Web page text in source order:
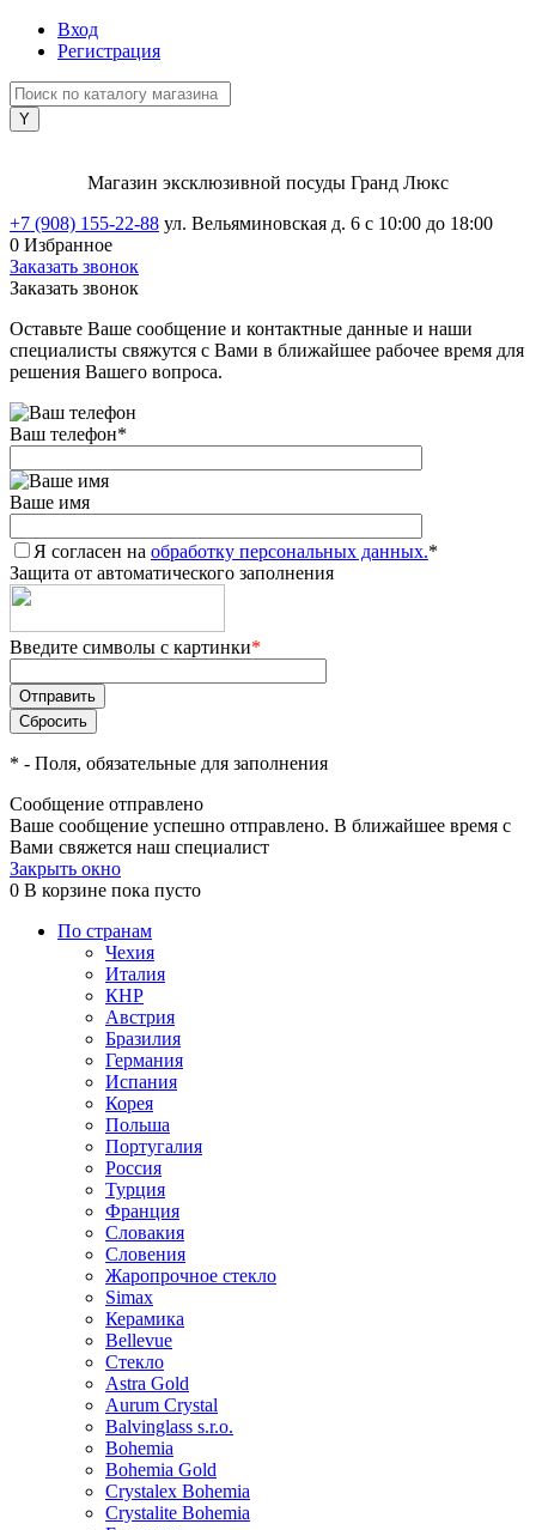
Вход
Регистрация
Магазин эксклюзивной посуды Гранд Люкс
+7 (908) 155-22-88 ул. Вельяминовская д. 6 с 10:00 до 18:00
0 Избранное
Заказать звонок
Заказать звонок
Оставьте Ваше сообщение и контактные данные и наши
специалисты свяжутся с Вами в ближайшее рабочее время для
решения Вашего вопроса.
Ваш телефон*
Ваше имя
Я согласен на обработку персональных данных.*
Защита от автоматического заполнения
Введите символы с картинки*
* - Поля, обязательные для заполнения
Сообщение отправлено
Ваше сообщение успешно отправлено. В ближайшее время с
Вами свяжется наш специалист
Закрыть окно
0 В корзине пока пусто
По странам
Чехия
Италия
КНР
Австрия
Бразилия
Германия
Испания
Корея
Польша
Португалия
Россия
Турция
Франция
Словакия
Словения
Жаропрочное стекло
Simax
Керамика
Bellevue
Стекло
Astra Gold
Aurum Crystal
Balvinglass s.r.o.
Bohemia
Bohemia Gold
Crystalex Bohemia
Crystalite Bohemia